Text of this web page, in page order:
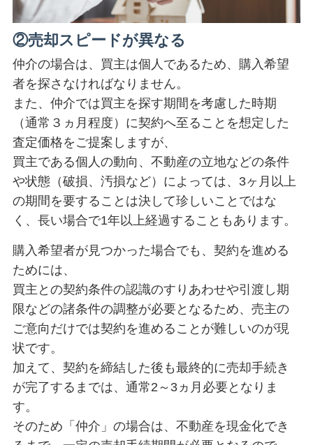
②売却スピードが異なる
仲介の場合は、買主は個人であるため、購入希望
者を探さなければなりません。
また、仲介では買主を探す期間を考慮した時期
（通常３ヵ月程度）に契約へ至ることを想定した
査定価格をご提案しますが、
買主である個人の動向、不動産の立地などの条件
や状態（破損、汚損など）によっては、3ヶ月以上
の期間を要することは決して珍しいことではな
く、長い場合で1年以上経過することもあります。
購入希望者が見つかった場合でも、契約を進める
ためには、
買主との契約条件の認識のすりあわせや引渡し期
限などの諸条件の調整が必要となるため、売主の
ご意向だけでは契約を進めることが難しいのが現
状です。
加えて、契約を締結した後も最終的に売却手続き
が完了するまでは、通常2～3ヵ月必要となりま
す。
そのため「仲介」の場合は、不動産を現金化でき